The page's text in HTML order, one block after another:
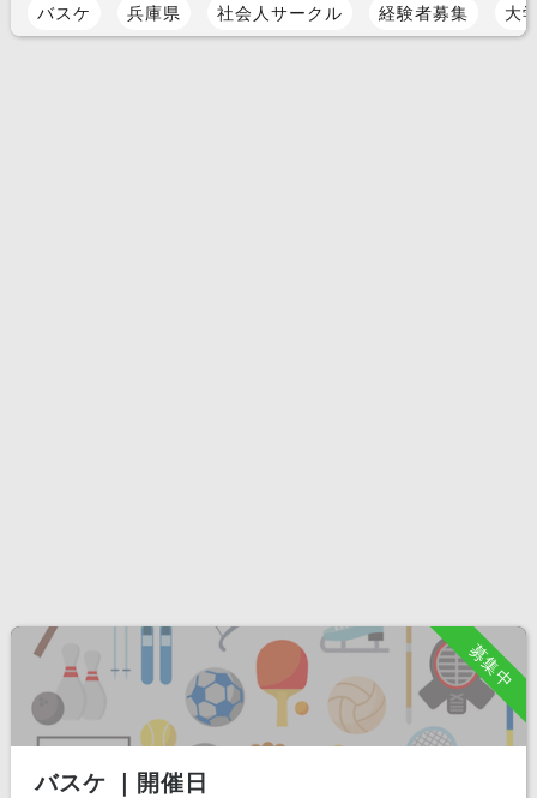
バスケ 兵庫県 社会人サークル 経験者募集 大
募集中
バスケ ｜開催日